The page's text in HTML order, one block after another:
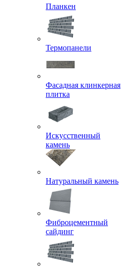
Планкен
Термопанели
Фасадная клинкерная
плитка
Искусственный
камень
Натуральный камень
Фиброцементный
сайдинг